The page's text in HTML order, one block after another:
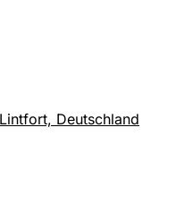
Deutschland